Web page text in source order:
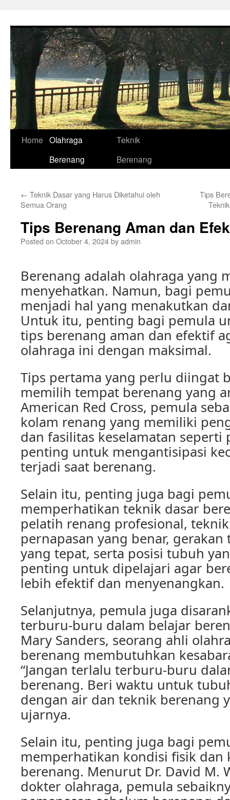
Home Olahraga
Berenang
Teknik
Berenang
← Teknik Dasar yang Harus Diketahui oleh
Semua Orang
Tips
Tips Berenang Aman dan
Posted on October 4, 2024byadmin
Berenang adalah olahraga yang
menyehatkan. Namun, bagi
menjadi hal yang menakutkan
Untuk itu, penting bagi pemula
tips berenang aman dan efektif
olahraga ini dengan maksimal.
Tips pertama yang perlu diingat
memilih tempat berenang yang
American Red Cross, pemula
kolam renang yang memiliki
dan fasilitas keselamatan
penting untuk mengantisipasi
terjadi saat berenang.
Selain itu, penting juga bagi
memperhatikan teknik dasar
pelatih renang profesional,
pernapasan yang benar,
yang tepat, serta posisi tubuh
penting untuk dipelajari agar
lebih efektif dan menyenangkan.
Selanjutnya, pemula juga
terburu-buru dalam belajar
Mary Sanders, seorang ahli
berenang membutuhkan
“Jangan terlalu terburu-buru
berenang. Beri waktu untuk
dengan air dan teknik berenang
ujarnya.
Selain itu, penting juga bagi
memperhatikan kondisi fisik dan
berenang. Menurut Dr. David M.
dokter olahraga, pemula